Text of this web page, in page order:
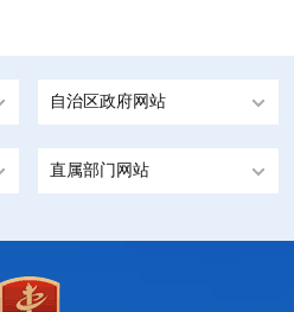
自治区政府网站
直属部门网站